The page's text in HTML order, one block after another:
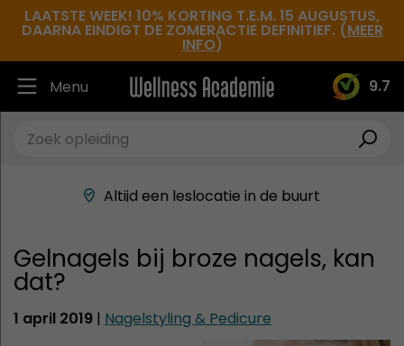
LAATSTE WEEK! 10% KORTING T.E.M. 15 AUGUSTUS,
DAARNA EINDIGT DE ZOMERACTIE DEFINITIEF. (MEER
INFO)
9.7
Menu
Ruim 30.000 tevreden studenten
Beste docenten in de branche
Gelnagels bij broze nagels, kan
dat?
1 april 2019 | Nagelstyling & Pedicure